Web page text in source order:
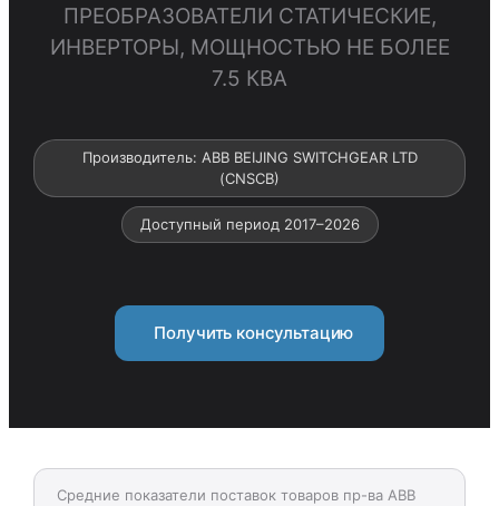
ПРЕОБРАЗОВАТЕЛИ СТАТИЧЕСКИЕ,
ИНВЕРТОРЫ, МОЩНОСТЬЮ НЕ БОЛЕЕ
7.5 КВА
Производитель: ABB BEIJING SWITCHGEAR LTD
(CNSCB)
Доступный период 2017–2026
Получить консультацию
Средние показатели поставок товаров пр-ва ABB